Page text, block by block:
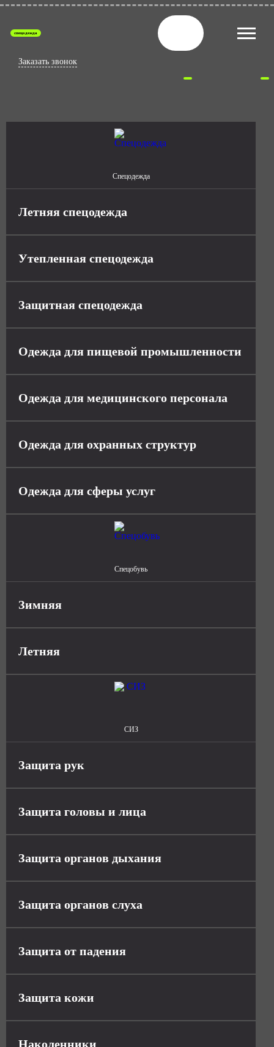
спецодежда
Заказать звонок
Спецодежда
Летняя спецодежда
Утепленная спецодежда
Защитная спецодежда
Одежда для пищевой промышленности
Одежда для медицинского персонала
Одежда для охранных структур
Одежда для сферы услуг
Спецобувь
Зимняя
Летняя
СИЗ
Защита рук
Защита головы и лица
Защита органов дыхания
Защита органов слуха
Защита от падения
Защита кожи
Наколенники